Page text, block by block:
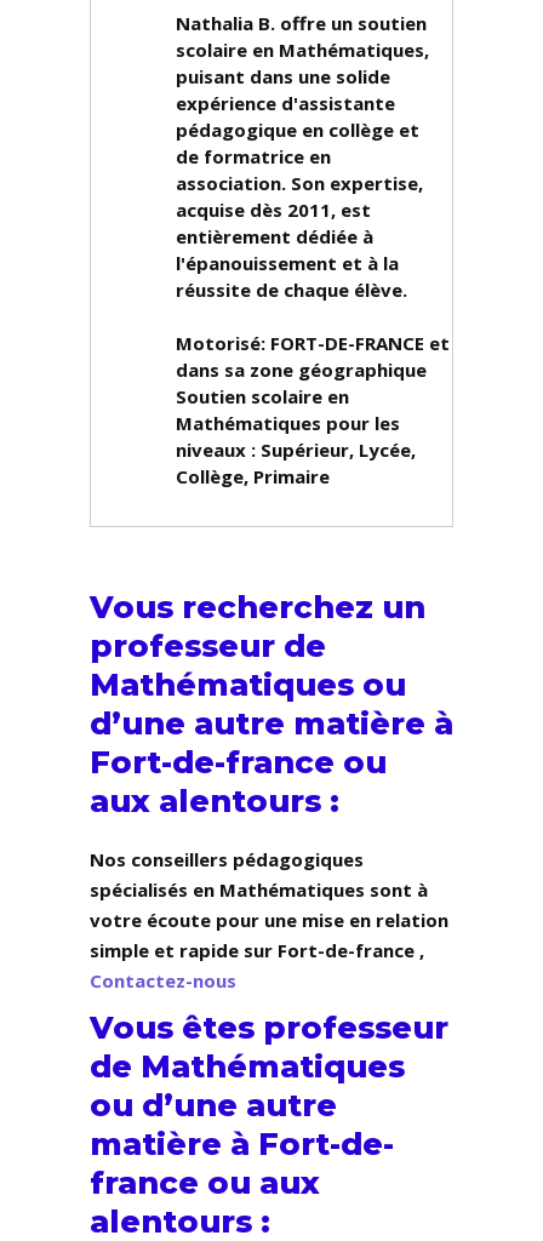
Nathalia B. offre un soutien
scolaire en Mathématiques,
puisant dans une solide
expérience d'assistante
pédagogique en collège et
de formatrice en
association. Son expertise,
acquise dès 2011, est
entièrement dédiée à
l'épanouissement et à la
réussite de chaque élève.
Motorisé: FORT-DE-FRANCE et
dans sa zone géographique
Soutien scolaire en
Mathématiques pour les
niveaux : Supérieur, Lycée,
Collège, Primaire
Vous recherchez un
professeur de
Mathématiques ou
d’une autre matière à
Fort-de-france ou
aux alentours :
Nos conseillers pédagogiques
spécialisés en Mathématiques sont à
votre écoute pour une mise en relation
simple et rapide sur Fort-de-france ,
Contactez-nous
Vous êtes professeur
de Mathématiques
ou d’une autre
matière à Fort-de-
france ou aux
alentours :